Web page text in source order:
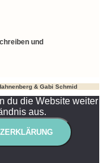
und
& Gabi Schmid
du die Website weiter
aus.